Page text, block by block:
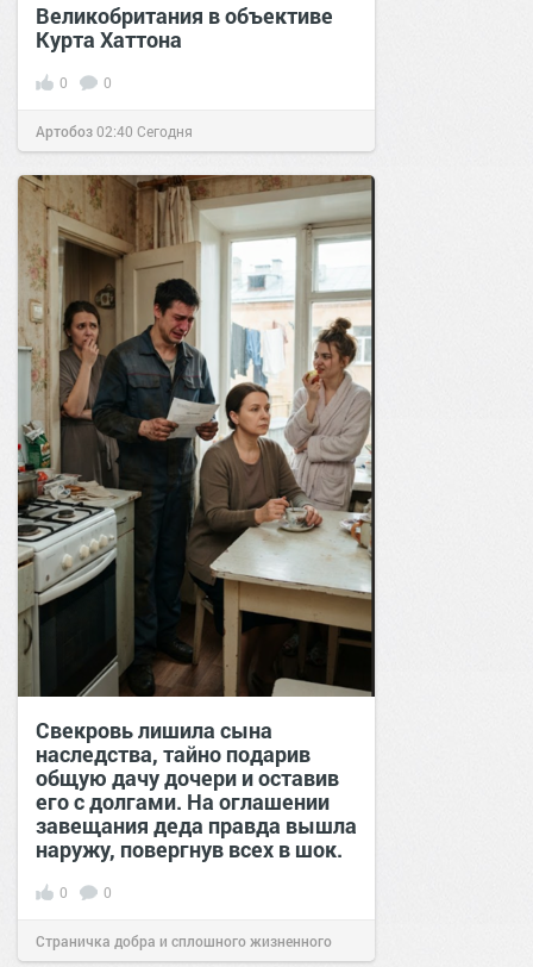
Великобритания в объективе
Курта Хаттона
0 0
Артобоз02:40 Сегодня
Свекровь лишила сына
наследства, тайно подарив
общую дачу дочери и оставив
его с долгами. На оглашении
завещания деда правда вышла
наружу, повергнув всех в шок.
0 0
Страничка добра и сплошного жизненного